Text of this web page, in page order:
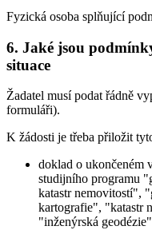
Fyzická osoba splňující
6. Jaké jsou
situace
Žadatel musí podat řádně
formuláři).
K žádosti je třeba přiložit
doklad o ukončeném
studijního programu
katastr nemovitostí",
kartografie", "katastr
"inženýrská